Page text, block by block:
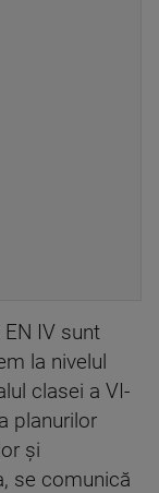
IV sunt
la nivelul
clasei a VI-
planurilor
şi
se comunică